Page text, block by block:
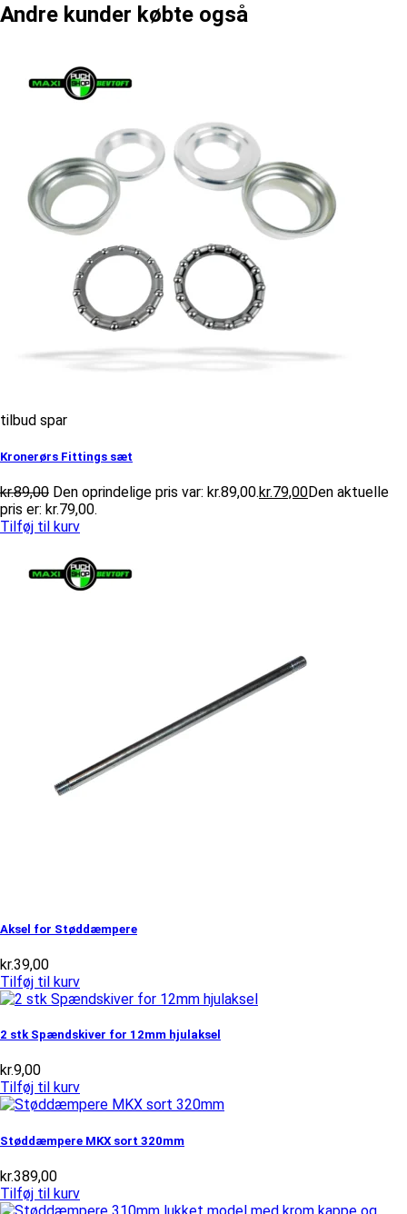
Andre kunder købte også
tilbud spar
Kronerørs Fittings sæt
kr.89,00 Den oprindelige pris var: kr.89,00.kr.79,00Den aktuelle
pris er: kr.79,00.
Tilføj til kurv
Aksel for Støddæmpere
kr.39,00
Tilføj til kurv
2 stk Spændskiver for 12mm hjulaksel
kr.9,00
Tilføj til kurv
Støddæmpere MKX sort 320mm
kr.389,00
Tilføj til kurv